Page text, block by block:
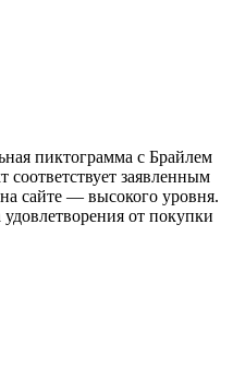
пиктограмма с Брайлем
заявленным
сайте — высокого уровня.
от покупки